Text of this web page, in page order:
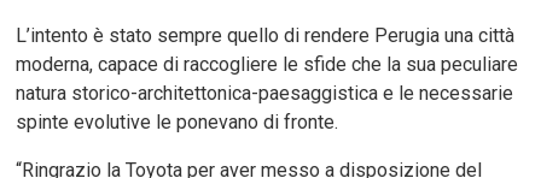
L’intento è stato sempre quello di rendere Perugia una città
moderna, capace di raccogliere le sfide che la sua peculiare
natura storico-architettonica-paesaggistica e le necessarie
spinte evolutive le ponevano di fronte.
“Ringrazio la Toyota per aver messo a disposizione del